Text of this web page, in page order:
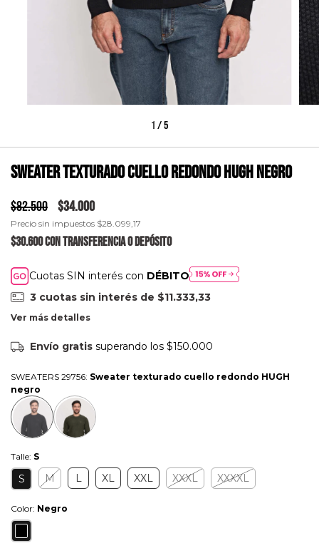
1 /5
Sweater texturado cuello redondo HUGH negro
$82.500 $34.000
Precio sin impuestos $28.099,17
$30.600conTransferencia o depósito
Cuotas SIN interés con DÉBITO
3 cuotas sin interés de $11.333,33
Ver más detalles
Envío gratis superando los $150.000
SWEATERS 29756: Sweater texturado cuello redondo HUGH
negro
Talle: S
S M L XL XXL XXXL XXXXL
Color: Negro